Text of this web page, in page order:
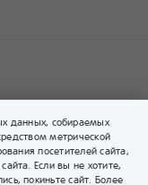
0
S.A. (Швейцария).
данных, собираемых
метрической
посетителей сайта,
Если вы не хотите,
покиньте сайт. Более